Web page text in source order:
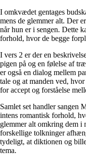
I omkvædet gentages
mens de glemmer alt. Der
når hun er i sengen. Dette
forhold, hvor de begge
I vers 2 er der en
pigen på og en følelse af
er også en dialog mellem
tale og at manden ved,
for accept og forståelse
Samlet set handler
intens romantisk forhold,
glemmer alt omkring dem i
forskellige tolkninger
tydeligt, at diktionen og
tema.